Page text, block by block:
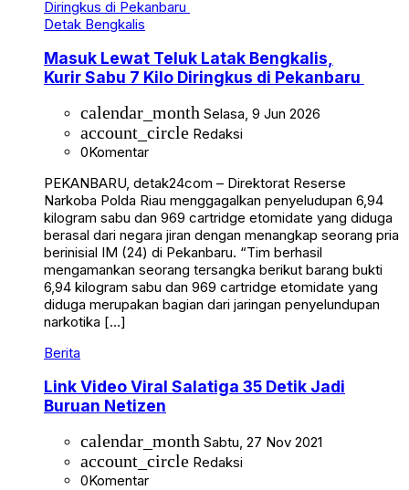
Detak Bengkalis
Masuk Lewat Teluk Latak Bengkalis,
Kurir Sabu 7 Kilo Diringkus di Pekanbaru
calendar_month Selasa, 9 Jun 2026
account_circle Redaksi
0Komentar
PEKANBARU, detak24com – Direktorat Reserse
Narkoba Polda Riau menggagalkan penyeludupan 6,94
kilogram sabu dan 969 cartridge etomidate yang diduga
berasal dari negara jiran dengan menangkap seorang pria
berinisial IM (24) di Pekanbaru. “Tim berhasil
mengamankan seorang tersangka berikut barang bukti
6,94 kilogram sabu dan 969 cartridge etomidate yang
diduga merupakan bagian dari jaringan penyelundupan
narkotika […]
Berita
Link Video Viral Salatiga 35 Detik Jadi
Buruan Netizen
calendar_month Sabtu, 27 Nov 2021
account_circle Redaksi
0Komentar